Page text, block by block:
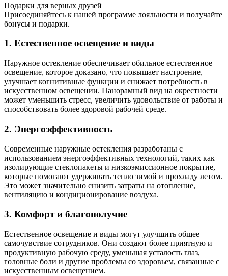
Подарки для верных друзей
Присоединяйтесь к нашей программе лояльности и получайте
бонусы и подарки.
1. Естественное освещение и виды
Наружное остекление обеспечивает обильное естественное
освещение, которое доказано, что повышает настроение,
улучшает когнитивные функции и снижает потребность в
искусственном освещении. Панорамный вид на окрестности
может уменьшить стресс, увеличить удовольствие от работы и
способствовать более здоровой рабочей среде.
2. Энергоэффективность
Современные наружные остекления разработаны с
использованием энергоэффективных технологий, таких как
изолирующие стеклопакеты и низкоэмиссионное покрытие,
которые помогают удерживать тепло зимой и прохладу летом.
Это может значительно снизить затраты на отопление,
вентиляцию и кондиционирование воздуха.
3. Комфорт и благополучие
Естественное освещение и виды могут улучшить общее
самочувствие сотрудников. Они создают более приятную и
продуктивную рабочую среду, уменьшая усталость глаз,
головные боли и другие проблемы со здоровьем, связанные с
искусственным освещением.